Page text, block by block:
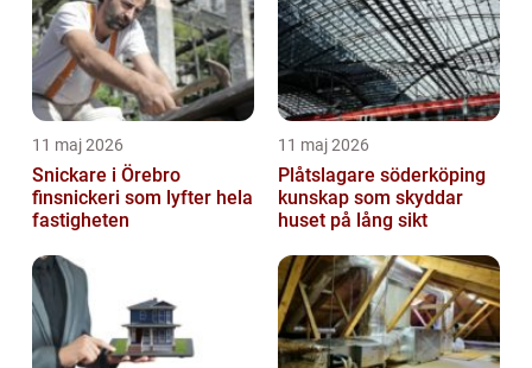
11 maj 2026
Snickare i Örebro
finsnickeri som lyfter hela
fastigheten
11 maj 2026
Plåtslagare söderköping
kunskap som skyddar
huset på lång sikt